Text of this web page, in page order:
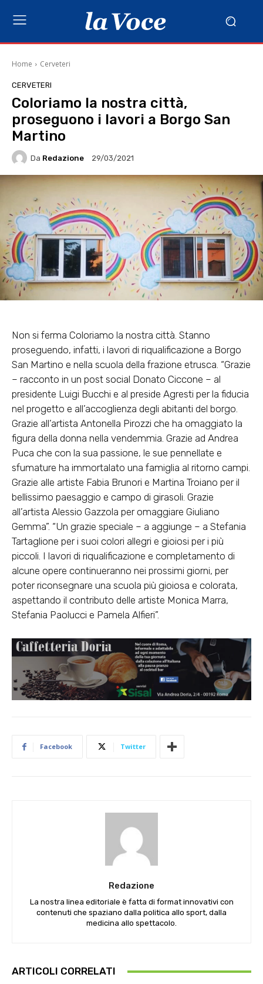
Home Cerveteri
CERVETERI
Coloriamo la nostra città,
proseguono i lavori a Borgo San
Martino
Da Redazione 29/03/2021
Non si ferma Coloriamo la nostra città. Stanno
proseguendo, infatti, i lavori di riqualificazione a Borgo
San Martino e nella scuola della frazione etrusca. “Grazie
– racconto in un post social Donato Ciccone – al
presidente Luigi Bucchi e al preside Agresti per la fiducia
nel progetto e all’accoglienza degli abitanti del borgo.
Grazie all’artista Antonella Pirozzi che ha omaggiato la
figura della donna nella vendemmia. Grazie ad Andrea
Puca che con la sua passione, le sue pennellate e
sfumature ha immortalato una famiglia al ritorno campi.
Grazie alle artiste Fabia Brunori e Martina Troiano per il
bellissimo paesaggio e campo di girasoli. Grazie
all’artista Alessio Gazzola per omaggiare Giuliano
Gemma”. “Un grazie speciale – a aggiunge – a Stefania
Tartaglione per i suoi colori allegri e gioiosi per i più
piccoli. I lavori di riqualificazione e completamento di
alcune opere continueranno nei prossimi giorni, per
poter riconsegnare una scuola più gioiosa e colorata,
aspettando il contributo delle artiste Monica Marra,
Stefania Paolucci e Pamela Alfieri”.
Facebook Twitter
Redazione
La nostra linea editoriale è fatta di format innovativi con
contenuti che spaziano dalla politica allo sport, dalla
medicina allo spettacolo.
ARTICOLI CORRELATI